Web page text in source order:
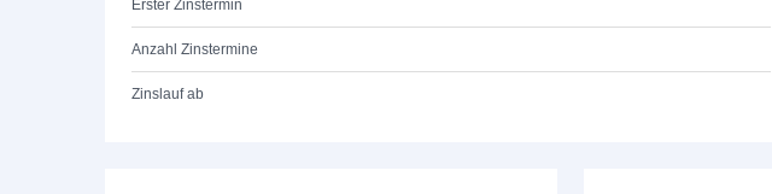
Erster Zinstermin
Anzahl Zinstermine
Zinslauf ab